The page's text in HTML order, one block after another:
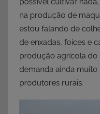
na produção de
estou falando de
de enxadas, foices e
produção agrícola do
demanda ainda
produtores rurais.